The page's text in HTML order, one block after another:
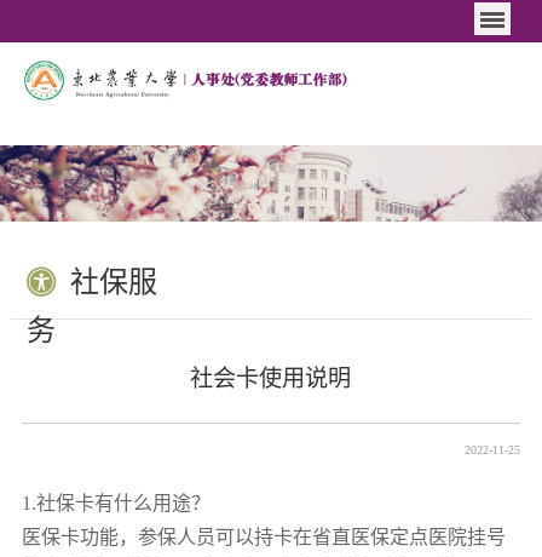
社保服
务
社会卡使用说明
2022-11-25
1.社保卡有什么用途？
医保卡功能，参保人员可以持卡在省直医保定点医院挂号